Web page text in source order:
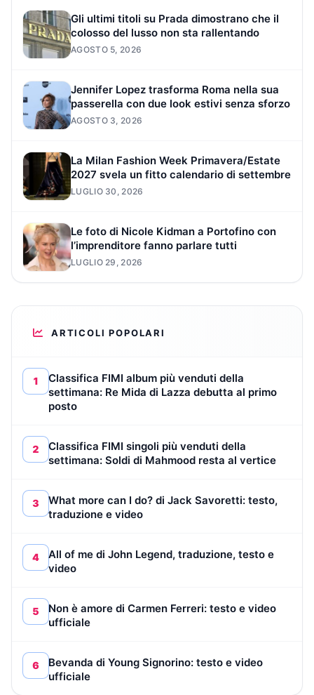
Gli ultimi titoli su Prada dimostrano che il
colosso del lusso non sta rallentando
AGOSTO 5, 2026
Jennifer Lopez trasforma Roma nella sua
passerella con due look estivi senza sforzo
AGOSTO 3, 2026
La Milan Fashion Week Primavera/Estate
2027 svela un fitto calendario di settembre
LUGLIO 30, 2026
Le foto di Nicole Kidman a Portofino con
l’imprenditore fanno parlare tutti
LUGLIO 29, 2026
ARTICOLI POPOLARI
1
Classifica FIMI album più venduti della
settimana: Re Mida di Lazza debutta al primo
posto
2
Classifica FIMI singoli più venduti della
settimana: Soldi di Mahmood resta al vertice
3
What more can I do? di Jack Savoretti: testo,
traduzione e video
4
All of me di John Legend, traduzione, testo e
video
5
Non è amore di Carmen Ferreri: testo e video
ufficiale
6
Bevanda di Young Signorino: testo e video
ufficiale